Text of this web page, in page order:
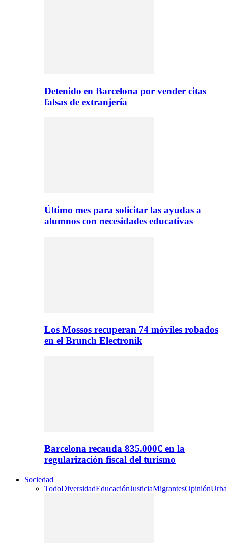
Detenido en Barcelona por vender citas
falsas de extranjería
Último mes para solicitar las ayudas a
alumnos con necesidades educativas
Los Mossos recuperan 74 móviles robados
en el Brunch Electronik
Barcelona recauda 835.000€ en la
regularización fiscal del turismo
Sociedad
TodoDiversidadEducaciónJusticiaMigrantesOpinión